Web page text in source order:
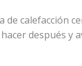
calefacción
después y